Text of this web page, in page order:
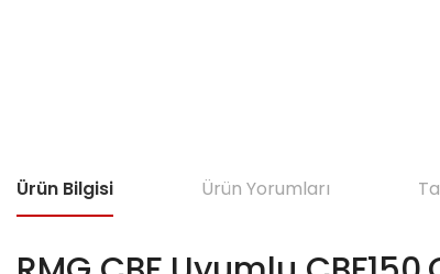
Ürün Bilgisi Ürün Yorumları